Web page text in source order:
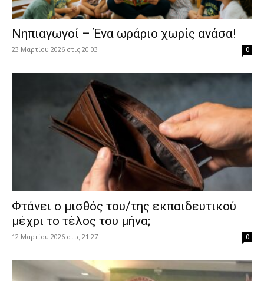
Νηπιαγωγοί – Ένα ωράριο χωρίς ανάσα!
23 Μαρτίου 2026 στις 20:03 0
Φτάνει ο μισθός του/της εκπαιδευτικού
μέχρι το τέλος του μήνα;
12 Μαρτίου 2026 στις 21:27 0